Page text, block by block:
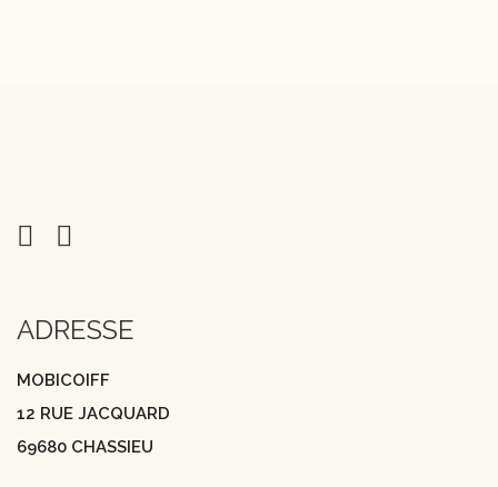
ADRESSE
MOBICOIFF
12 RUE JACQUARD
69680 CHASSIEU